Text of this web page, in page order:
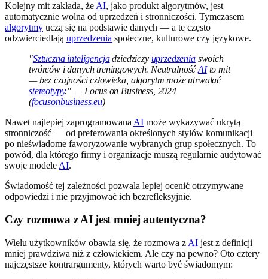
Kolejny mit zakłada, że AI, jako produkt algorytmów, jest
automatycznie wolna od uprzedzeń i stronniczości. Tymczasem
algorytmy uczą się na podstawie danych — a te często
odzwierciedlają uprzedzenia społeczne, kulturowe czy językowe.
"Sztuczna inteligencjadziedziczy uprzedzeniaswoich
twórców i danych treningowych. NeutralnośćAIto mit
— bez czujności człowieka, algorytm może utrwalać
stereotypy." — Focus on Business, 2024
(focusonbusiness.eu)
Nawet najlepiej zaprogramowana AI może wykazywać ukrytą
stronniczość — od preferowania określonych stylów komunikacji
po nieświadome faworyzowanie wybranych grup społecznych. To
powód, dla którego firmy i organizacje muszą regularnie audytować
swoje modele AI.
Świadomość tej zależności pozwala lepiej ocenić otrzymywane
odpowiedzi i nie przyjmować ich bezrefleksyjnie.
Czy rozmowa z AI jest mniej autentyczna?
Wielu użytkowników obawia się, że rozmowa z AI jest z definicji
mniej prawdziwa niż z człowiekiem. Ale czy na pewno? Oto cztery
najczęstsze kontrargumenty, których warto być świadomym: